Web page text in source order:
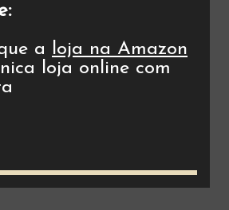
é perfeito para todos os tipos de
do preparo à finalização. Com
deixa os pratos ainda mais
a
loja na Amazon
loja online com